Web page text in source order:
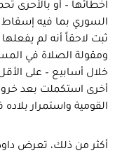
اخطائها – أو بالأحرى
السوري بما فيه إسقاط
ثبت لاحقاً أنه لم
ومقولة الصلاة في
خلال أسابيع – على
أخرى استكملت بعد
القومية واستمرار
أكثر من ذلك، تعرض